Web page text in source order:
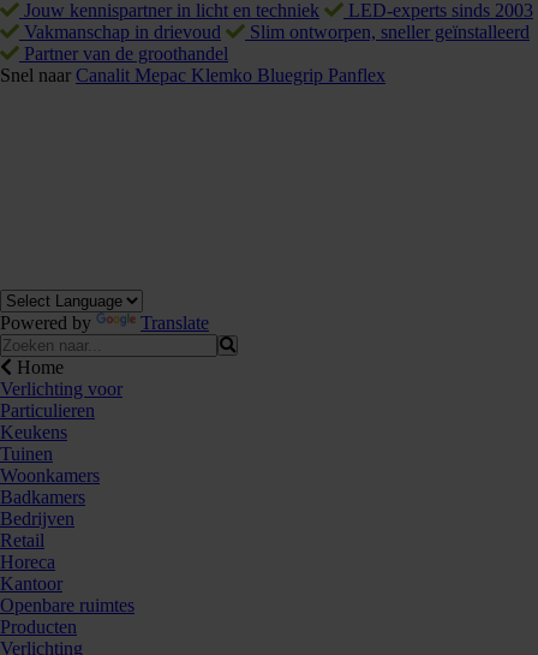
Jouw kennispartner in licht en techniek
LED-experts sinds 2003
Vakmanschap in drievoud
Slim ontworpen, sneller geïnstalleerd
Partner van de groothandel
Snel naar Canalit Mepac Klemko Bluegrip Panflex
Powered by Translate
Home
Verlichting voor
Particulieren
Keukens
Tuinen
Woonkamers
Badkamers
Bedrijven
Retail
Horeca
Kantoor
Openbare ruimtes
Producten
Verlichting